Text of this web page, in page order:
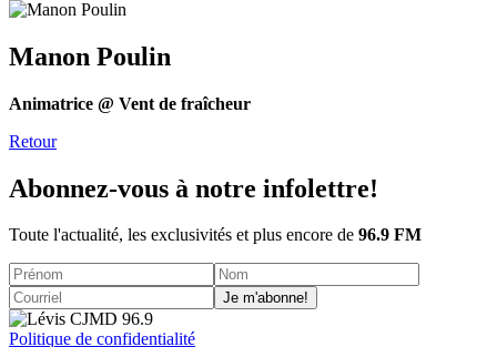
Manon Poulin
Animatrice @ Vent de fraîcheur
Retour
Abonnez-vous à notre infolettre!
Toute l'actualité, les exclusivités et plus encore de 96.9 FM
Je m'abonne!
Politique de confidentialité